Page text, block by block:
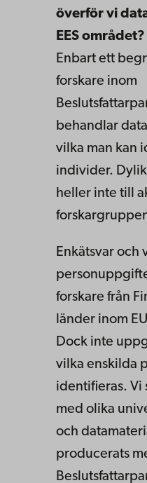
överför vi
EES området?
Enbart ett
forskare inom
behandlar
vilka man kan
individer.
heller inte till
Enkätsvar och
forskare från
länder inom
Dock inte
vilka enskilda
identifieras. Vi
med olika
och
producerats